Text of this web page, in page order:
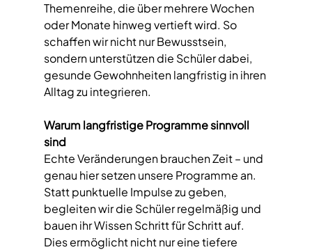
Themenreihe, die über mehrere Wochen
oder Monate hinweg vertieft wird. So
schaffen wir nicht nur Bewusstsein,
sondern unterstützen die Schüler dabei,
gesunde Gewohnheiten langfristig in ihren
Alltag zu integrieren.
Warum langfristige Programme sinnvoll
sind
Echte Veränderungen brauchen Zeit – und
genau hier setzen unsere Programme an.
Statt punktuelle Impulse zu geben,
begleiten wir die Schüler regelmäßig und
bauen ihr Wissen Schritt für Schritt auf.
Dies ermöglicht nicht nur eine tiefere